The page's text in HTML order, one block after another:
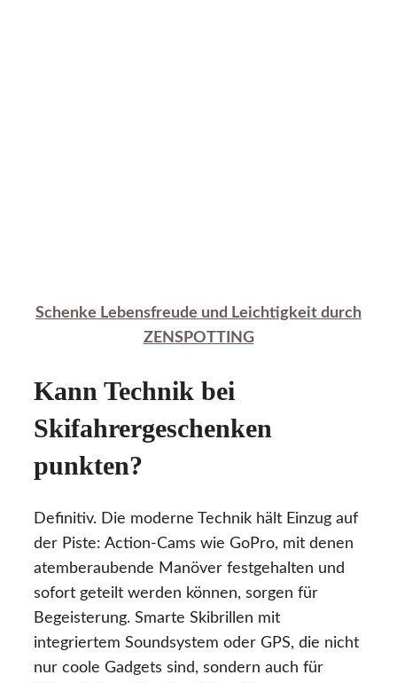
Schenke Lebensfreude und Leichtigkeit durch
ZENSPOTTING
Kann Technik bei
Skifahrergeschenken
punkten?
Definitiv. Die moderne Technik hält Einzug auf
der Piste: Action-Cams wie GoPro, mit denen
atemberaubende Manöver festgehalten und
sofort geteilt werden können, sorgen für
Begeisterung. Smarte Skibrillen mit
integriertem Soundsystem oder GPS, die nicht
nur coole Gadgets sind, sondern auch für